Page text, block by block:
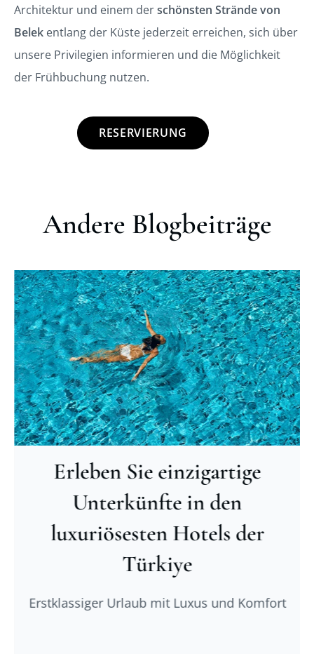
Architektur und einem derschönsten Strände von
Belek entlang der Küste jederzeit erreichen, sich über
unsere Privilegien informieren und die Möglichkeit
der Frühbuchung nutzen.
RESERVIERUNG
Andere Blogbeiträge
Erleben Sie einzigartige
Unterkünfte in den
luxuriösesten Hotels der
Türkiye
Erstklassiger Urlaub mit Luxus und Komfort